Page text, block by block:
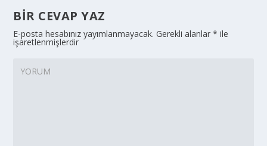
BIR CEVAP YAZ
E-posta hesabınız yayımlanmayacak. Gerekli alanlar* ile
işaretlenmişlerdir